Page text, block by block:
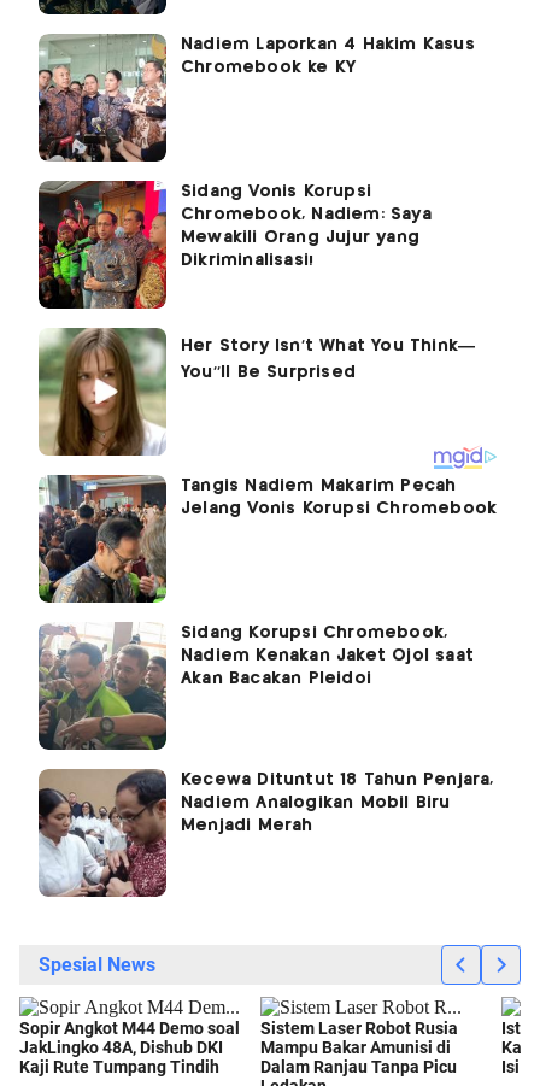
Nadiem Laporkan 4 Hakim Kasus
Chromebook ke KY
Sidang Vonis Korupsi
Chromebook, Nadiem: Saya
Mewakili Orang Jujur yang
Dikriminalisasi!
Tangis Nadiem Makarim Pecah
Jelang Vonis Korupsi Chromebook
Sidang Korupsi Chromebook,
Nadiem Kenakan Jaket Ojol saat
Akan Bacakan Pleidoi
Kecewa Dituntut 18 Tahun Penjara,
Nadiem Analogikan Mobil Biru
Menjadi Merah